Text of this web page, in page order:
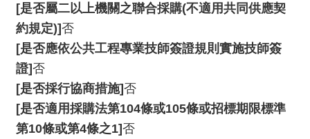
開
放
宣
告
版
權
宣
告
[是否屬二以上機關之聯合採購(不適用共同供應契
約規定)]否
[是否應依公共工程專業技師簽證規則實施技師簽
證]否
[是否採行協商措施]否
[是否適用採購法第104條或105條或招標期限標準
第10條或第4條之1]否